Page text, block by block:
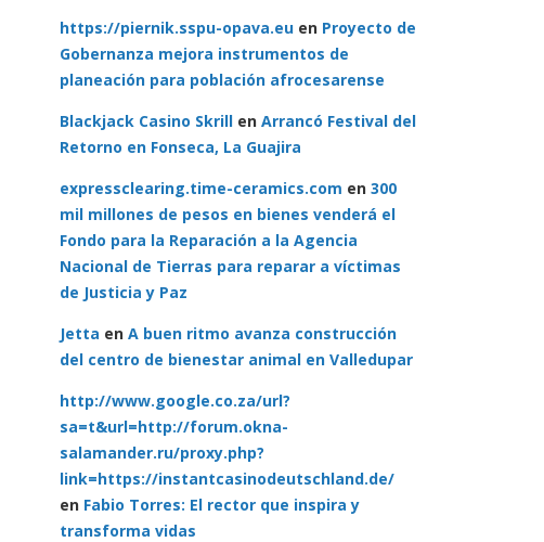
https://piernik.sspu-opava.eu en Proyecto de
Gobernanza mejora instrumentos de
planeación para población afrocesarense
Blackjack Casino Skrill en Arrancó Festival del
Retorno en Fonseca, La Guajira
expressclearing.time-ceramics.com en 300
mil millones de pesos en bienes venderá el
Fondo para la Reparación a la Agencia
Nacional de Tierras para reparar a víctimas
de Justicia y Paz
Jetta en A buen ritmo avanza construcción
del centro de bienestar animal en Valledupar
http://www.google.co.za/url?
sa=t&url=http://forum.okna-
salamander.ru/proxy.php?
link=https://instantcasinodeutschland.de/
en Fabio Torres: El rector que inspira y
transforma vidas